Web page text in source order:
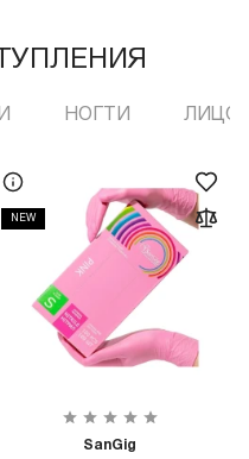
НОГТИ ЛИЦО
NEW
SanGig